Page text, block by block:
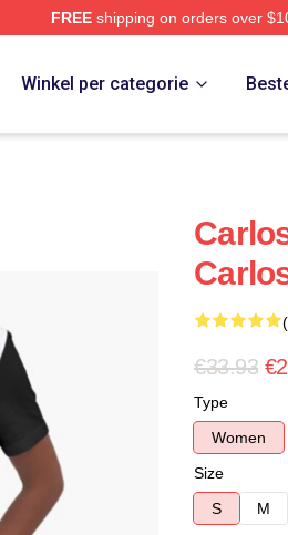
FREEshipping on orders over
Winkel per categorie
€33.93
Type
Women
Size
S
M